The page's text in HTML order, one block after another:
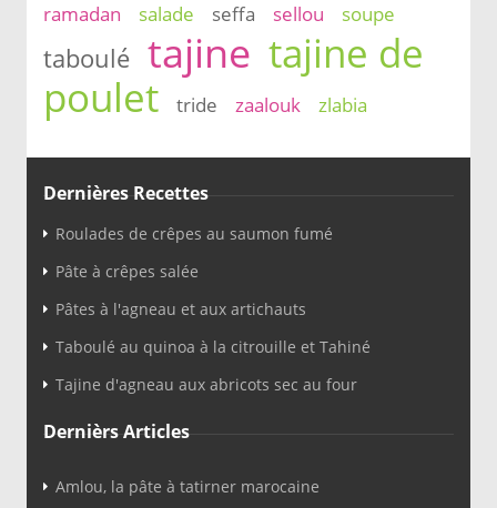
ramadan salade seffa sellou soupe
taboulé tajine tajine de
poulet
tride zaalouk zlabia
Dernières Recettes
Roulades de crêpes au saumon fumé
Pâte à crêpes salée
Pâtes à l'agneau et aux artichauts
Taboulé au quinoa à la citrouille et Tahiné
Tajine d'agneau aux abricots sec au four
Dernièrs Articles
Amlou, la pâte à tatirner marocaine